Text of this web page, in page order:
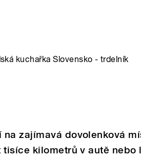
kuchařka Slovensko - trdelník
na zajímavá dovolenková
tisíce kilometrů v autě nebo